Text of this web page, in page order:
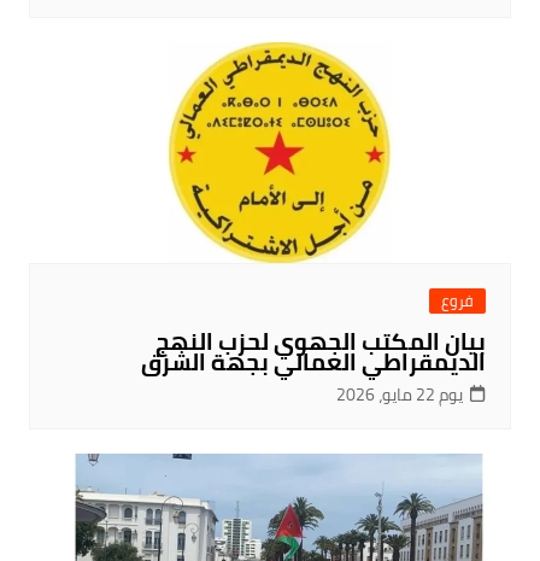
فروع
بيان المكتب الجهوي لحزب النهج
الديمقراطي العمالي بجهة الشرق
يوم 22 مايو، 2026